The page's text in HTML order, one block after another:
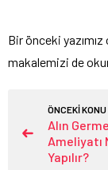
Bir önceki yazımız
makalemizi de
ÖNCEKİ KONU
Alın Germe
Ameliyatı
Yapılır?